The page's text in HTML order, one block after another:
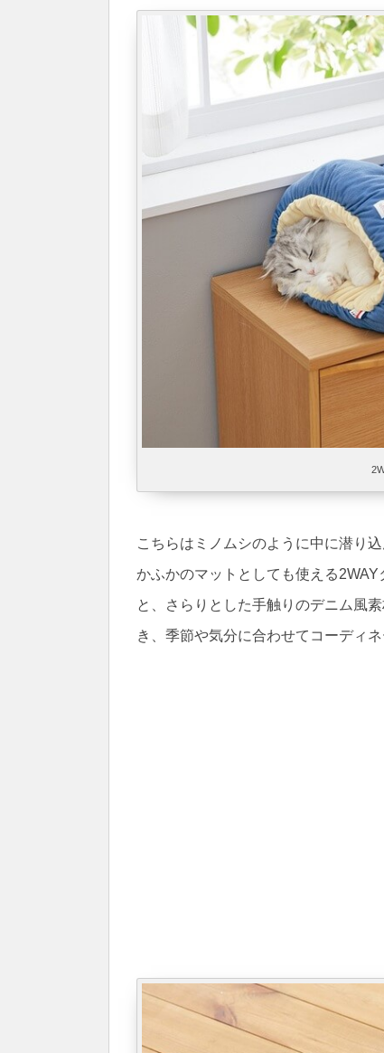
こちらはミノムシのように中に潜り
かふかのマットとしても使える
と、さらりとした手触りのデニム風
き、季節や気分に合わせてコーディ